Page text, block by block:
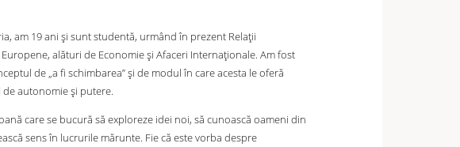
am 19 ani și sunt studentă, urmând în prezent Relații
alături de Economie și Afaceri Internaționale. Am fost
de „a fi schimbarea” și de modul în care acesta le oferă
autonomie și putere.
care se bucură să exploreze idei noi, să cunoască oameni din
sens în lucrurile mărunte. Fie că este vorba despre